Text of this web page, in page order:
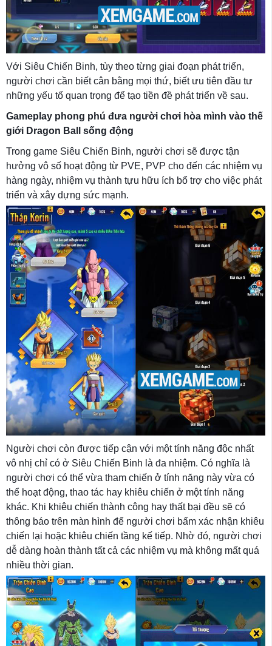
Với Siêu Chiến Binh, tùy theo từng giai đoạn phát triển,
người chơi cần biết cân bằng mọi thứ, biết ưu tiên đầu tư
những yếu tố quan trọng để tạo tiền đề phát triển về sau.
Gameplay phong phú đưa người chơi hòa mình vào thế
giới Dragon Ball sống động
Trong game Siêu Chiến Binh, người chơi sẽ được tận
hưởng vô số hoạt động từ PVE, PVP cho đến các nhiệm vụ
hàng ngày, nhiệm vụ thành tựu hữu ích bổ trợ cho việc phát
triển và xây dựng sức mạnh.
Người chơi còn được tiếp cận với một tính năng độc nhất
vô nhị chỉ có ở Siêu Chiến Binh là đa nhiệm. Có nghĩa là
người chơi có thể vừa tham chiến ở tính năng này vừa có
thể hoạt động, thao tác hay khiêu chiến ở một tính năng
khác. Khi khiêu chiến thành công hay thất bại đều sẽ có
thông báo trên màn hình để người chơi bấm xác nhận khiêu
chiến lại hoặc khiêu chiến tầng kế tiếp. Nhờ đó, người chơi
dễ dàng hoàn thành tất cả các nhiệm vụ mà không mất quá
nhiều thời gian.